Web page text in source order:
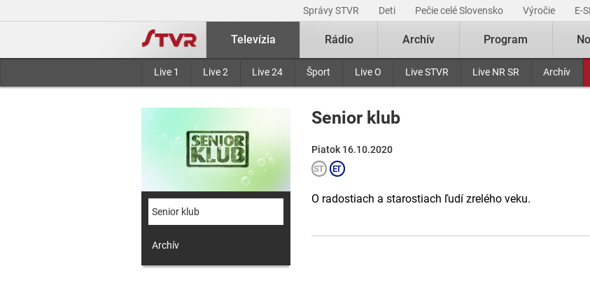
Správy STVR Deti Pečie celé Slovensko Výročie E-
Televízia
Live 1 Live 2 Live 24 Šport Live O Live STVR Live NR SR Archív
Rádio Archív Program
Senior klub
Archív
Senior klub
Piatok 16.10.2020
O radostiach a starostiach ľudí zrelého veku.